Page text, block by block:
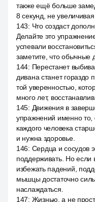
также ещё больше
8 секунд, не увеличивая
143: Что создаст
Делайте это
успевали
заметите, что обычные
144: Перестанет
дивана станет гораздо
той уверенностью,
много лет,
145: Движения в
упражнений именно
каждого человека
и нужна здоровье.
146: Сердца и сосудов
поддерживать. Но если
избежать падений,
мышцы достаточно
наслаждаться.
147: Жизнью, а не